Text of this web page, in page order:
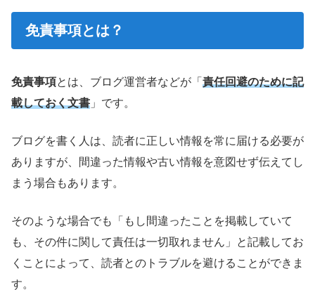
免責事項とは？
免責事項とは、ブログ運営者などが「 責任回避のために記
載しておく文書 」です。
ブログを書く人は、読者に正しい情報を常に届ける必要が
ありますが、間違った情報や古い情報を意図せず伝えてし
まう場合もあります。
そのような場合でも「もし間違ったことを掲載していて
も、その件に関して責任は一切取れません」と記載してお
くことによって、読者とのトラブルを避けることができま
す。